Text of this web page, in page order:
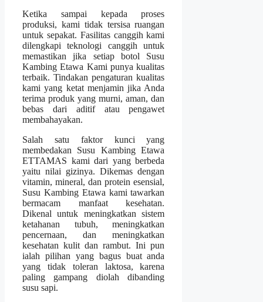
Ketika sampai kepada proses
produksi, kami tidak tersisa ruangan
untuk sepakat. Fasilitas canggih kami
dilengkapi teknologi canggih untuk
memastikan jika setiap botol Susu
Kambing Etawa Kami punya kualitas
terbaik. Tindakan pengaturan kualitas
kami yang ketat menjamin jika Anda
terima produk yang murni, aman, dan
bebas dari aditif atau pengawet
membahayakan.
Salah satu faktor kunci yang
membedakan Susu Kambing Etawa
ETTAMAS kami dari yang berbeda
yaitu nilai gizinya. Dikemas dengan
vitamin, mineral, dan protein esensial,
Susu Kambing Etawa kami tawarkan
bermacam manfaat kesehatan.
Dikenal untuk meningkatkan sistem
ketahanan tubuh, meningkatkan
pencernaan, dan meningkatkan
kesehatan kulit dan rambut. Ini pun
ialah pilihan yang bagus buat anda
yang tidak toleran laktosa, karena
paling gampang diolah dibanding
susu sapi.